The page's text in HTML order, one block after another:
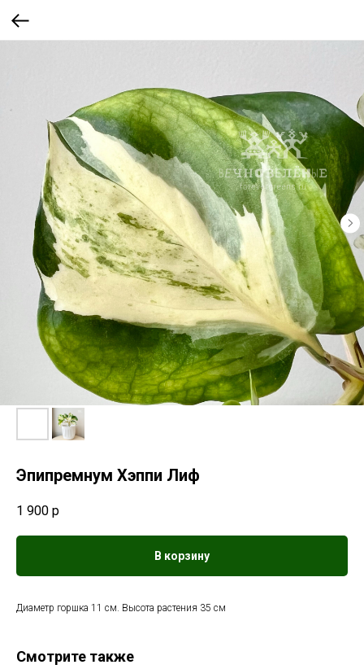
Эпипремнум Хэппи Лиф
1 900 р
В корзину
Диаметр горшка 11 см. Высота растения 35 см
Смотрите также